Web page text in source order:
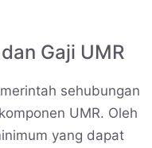
Gaji UMR
sehubungan
UMR. Oleh
yang dapat